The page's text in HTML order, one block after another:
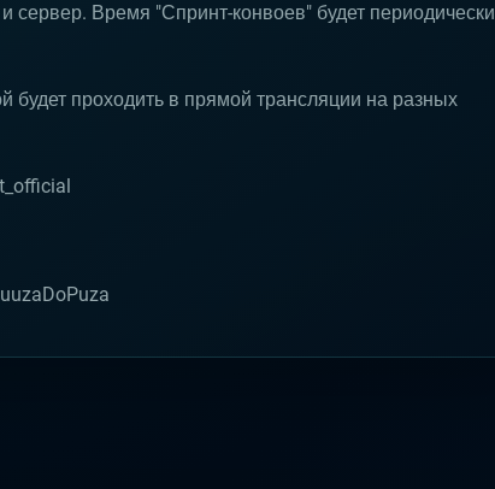
сервер. Время "Спринт-конвоев" будет периодически
проходить в прямой трансляции на разных